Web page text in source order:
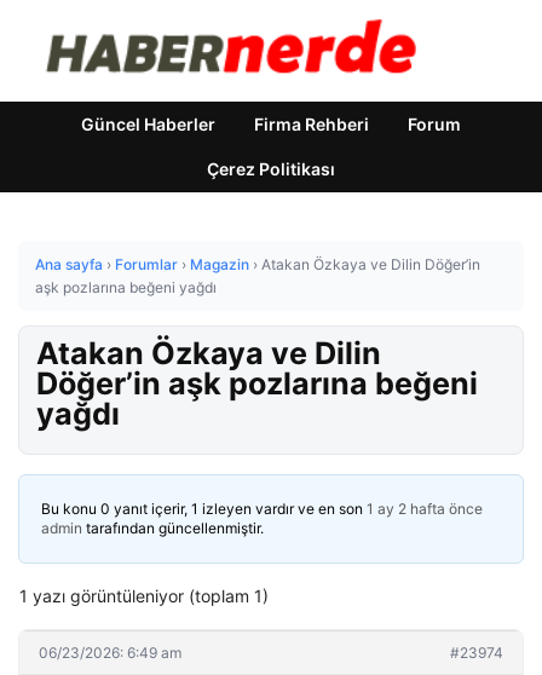
Güncel Haberler Firma Rehberi Forum
Çerez Politikası
Ana sayfa › Forumlar › Magazin › Atakan Özkaya ve Dilin Döğer’in
aşk pozlarına beğeni yağdı
Atakan Özkaya ve Dilin
Döğer’in aşk pozlarına beğeni
yağdı
Bu konu 0 yanıt içerir, 1 izleyen vardır ve en son 1 ay 2 hafta önce
admin tarafından güncellenmiştir.
1 yazı görüntüleniyor (toplam 1)
06/23/2026: 6:49 am #23974